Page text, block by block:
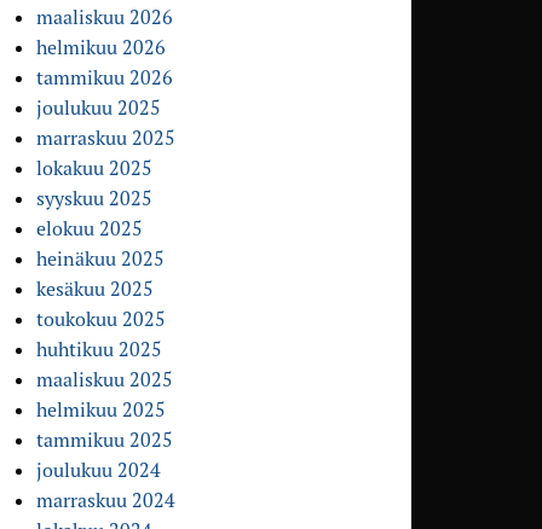
maaliskuu 2026
helmikuu 2026
tammikuu 2026
joulukuu 2025
marraskuu 2025
lokakuu 2025
syyskuu 2025
elokuu 2025
heinäkuu 2025
kesäkuu 2025
toukokuu 2025
huhtikuu 2025
maaliskuu 2025
helmikuu 2025
tammikuu 2025
joulukuu 2024
marraskuu 2024